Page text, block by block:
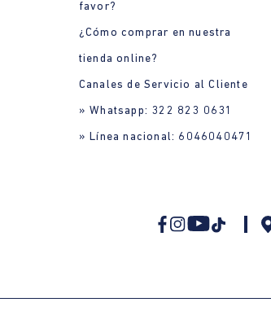
favor?
¿Cómo comprar en nuestra
tienda online?
Canales de Servicio al Cliente
» Whatsapp: 322 823 0631
» Línea nacional: 6046040471